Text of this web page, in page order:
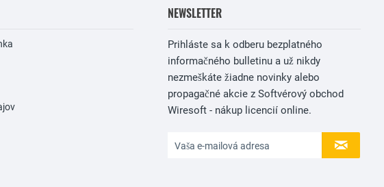
NEWSLETTER
Prihláste sa k odberu bezplatného
informačného bulletinu a už nikdy
nezmeškáte žiadne novinky alebo
propagačné akcie z Softvérový obchod
Wiresoft - nákup licencií online.